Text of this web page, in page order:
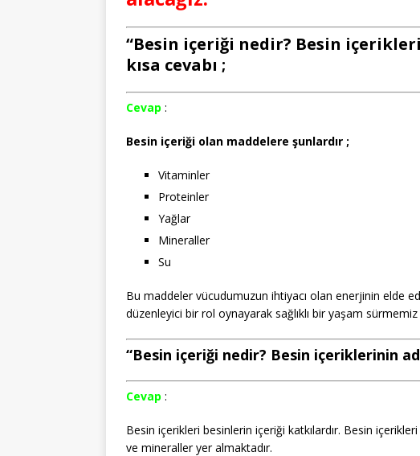
“Besin içeriği nedir? Besin
kısa cevabı ;
Cevap :
Besin içeriği olan maddelere şunlardır ;
Vitaminler
Proteinler
Yağlar
Mineraller
Su
Bu maddeler vücudumuzun ihtiyacı olan enerjinin elde
düzenleyici bir rol oynayarak sağlıklı bir yaşam sürmemiz
“Besin içeriği nedir? Besin içeriklerinin
Cevap :
Besin içerikleri besinlerin içeriği katkılardır. Besin
ve mineraller yer almaktadır.